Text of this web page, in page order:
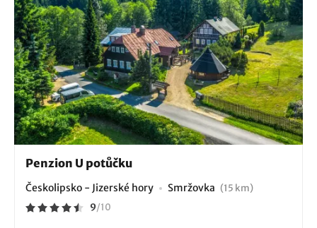
Penzion U potůčku
Českolipsko - Jizerské hory Smržovka (15 km)
9/10